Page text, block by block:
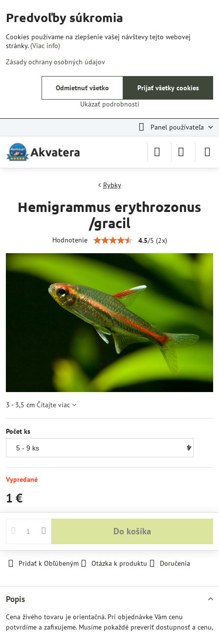
Panel používateľa
Rybky
Hemigrammus erythrozonus
/gracil
Hodnotenie 4.5/5 (2x)
3 - 3,5 cm Čítajte viac
Počet ks
Vypredané
1 €
Do košíka
Pridať k Obľúbeným Otázka k produktu Doručenia
Popis
Cena živého tovaru je orientačná. Pri objednávke Vám cenu
potvrdíme a zafixujeme. Musíme pokaždé preveriť dostupnosť a cenu,
Predvoľby súkromia
Cookies používame na zlepšenie vašej návštevy tejto webovej
stránky.(Viac info)
Zásady ochrany osobných údajov
Ukázať podrobnosti
Prijať všetky cookies
Odmietnuť všetko